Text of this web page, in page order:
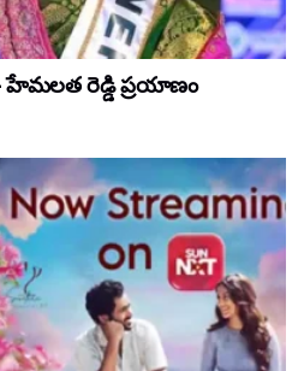
– హేమలత రెడ్డి ప్రయాణం